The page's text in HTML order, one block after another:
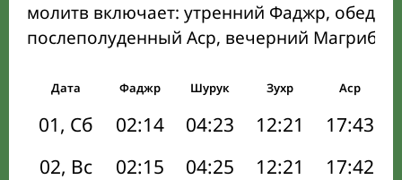
молитв включает: утренний Фаджр,
послеполуденный Аср, вечерний Магриб
Дата Фаджр Шурук Зухр Аср
01, Сб 02:14 04:23 12:21 17:43
02, Вс
02:15 04:25 12:21 17:42